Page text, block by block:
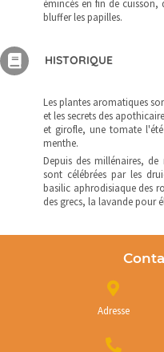
émincés en fin de
bluffer les papilles.
HISTORIQUE
Les plantes aromatiques
et les secrets des
et girofle, une tomate
menthe.
Depuis des millénaires,
sont célébrées par les
basilic aphrodisiaque des
des grecs, la lavande pour
Adresse